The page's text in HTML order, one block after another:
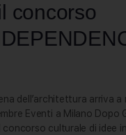
concorso
dell’architettura arriva a
Eventi a Milano Dopo
concorso culturale di idee